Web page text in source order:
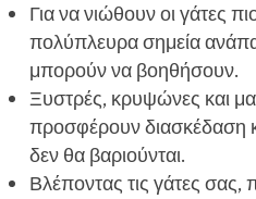
Για να νιώθουν οι γάτες
πολύπλευρα σημεία
μπορούν να βοηθήσουν.
Ξυστρές, κρυψώνες και
προσφέρουν διασκέδαση
δεν θα βαριούνται.
Βλέποντας τις γάτες